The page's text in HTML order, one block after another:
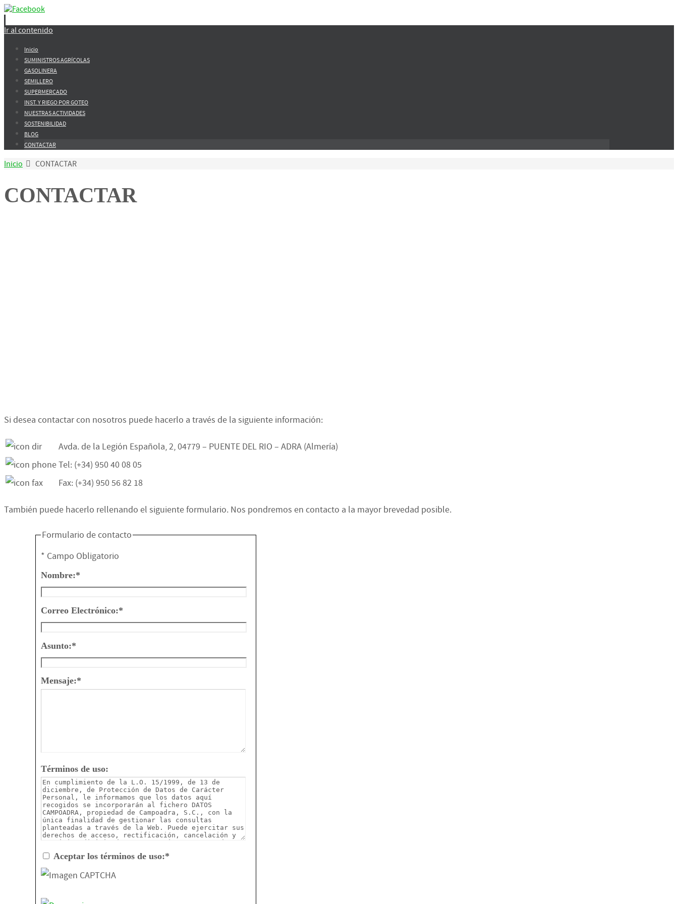
Ir al contenido
Inicio
SUMINISTROS AGRÍCOLAS
GASOLINERA
SEMILLERO
SUPERMERCADO
INST. Y RIEGO POR GOTEO
NUESTRAS ACTIVIDADES
SOSTENIBILIDAD
BLOG
CONTACTAR
Inicio CONTACTAR
CONTACTAR
Si desea contactar con nosotros puede hacerlo a través de la siguiente información:
Avda. de la Legión Española, 2, 04779 – PUENTE DEL RIO – ADRA (Almería)
Tel: (+34) 950 40 08 05
Fax: (+34) 950 56 82 18
También puede hacerlo rellenando el siguiente formulario. Nos pondremos en contacto a la mayor brevedad posible.
Formulario de contacto
* Campo Obligatorio
Nombre:*
Correo Electrónico:*
Asunto:*
Mensaje:*
Términos de uso:
Aceptar los términos de uso:*